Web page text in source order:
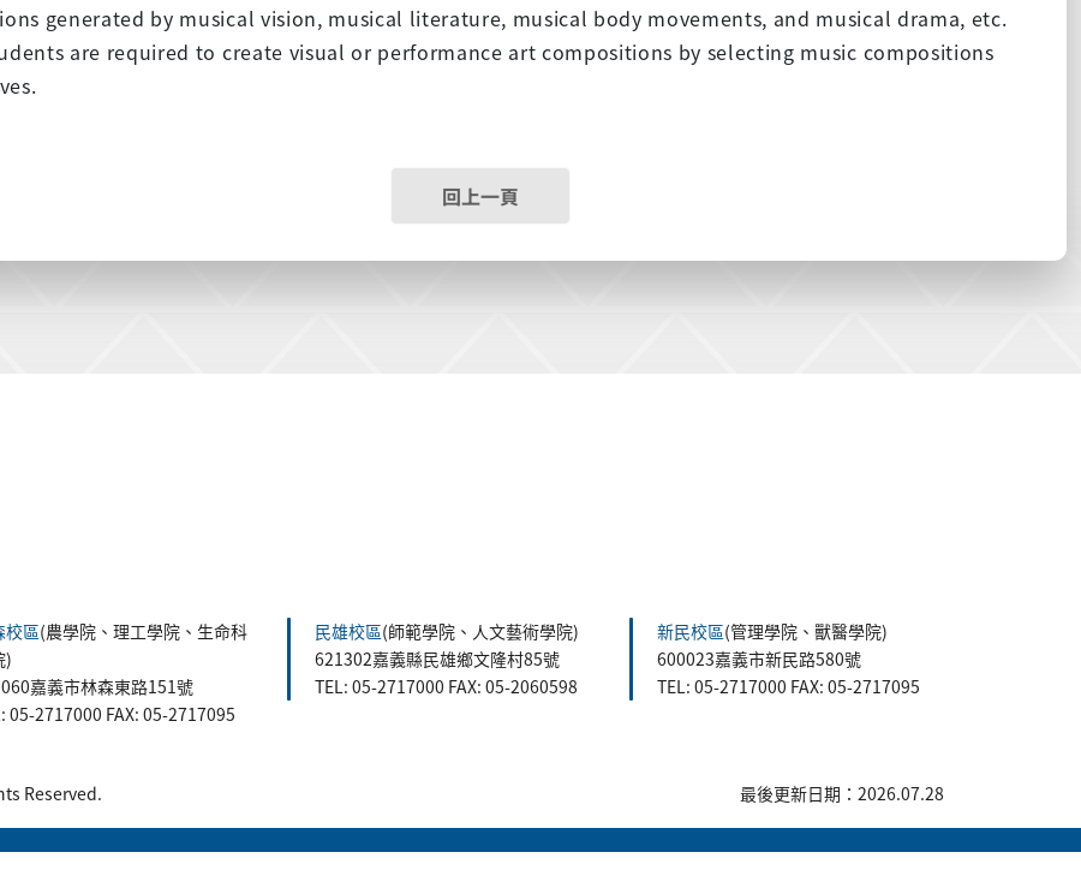
generated by musical vision, musical literature, musical body movements, and musical drama, etc.
are required to create visual or performance art compositions by selecting music compositions
回上一頁
校區(農學院、理工學院、生命科
)
嘉義市林森東路151號
05-2717000 FAX: 05-2717095
民雄校區(師範學院、人文藝術學院)
621302嘉義縣民雄鄉文隆村85號
TEL: 05-2717000 FAX: 05-2060598
新民校區(管理學院、獸醫學院)
600023嘉義市新民路580號
TEL: 05-2717000 FAX: 05-2717095
Reserved. 最後更新日期：2026.07.28